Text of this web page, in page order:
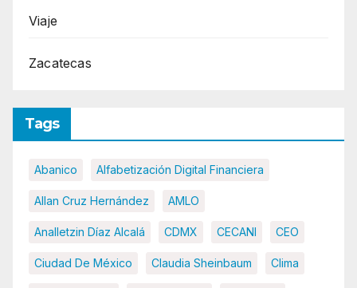
Viaje
Zacatecas
Tags
Abanico Alfabetización Digital Financiera
Allan Cruz Hernández AMLO
Analletzin Díaz Alcalá CDMX CECANI CEO
Ciudad De México Claudia Sheinbaum Clima